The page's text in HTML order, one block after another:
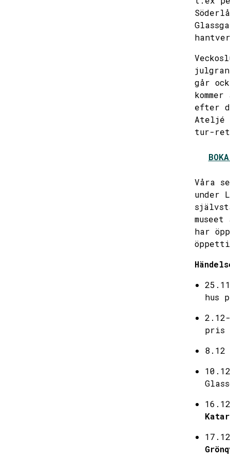
går
efter
Ateljé
tur-
Våra
under
har
hus
pris
8.12